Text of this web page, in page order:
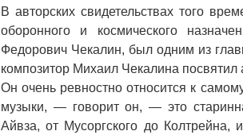
В авторских свидетельствах того
оборонного и космического
Федорович Чекалин, был одним из
композитор Михаил Чекалина
Он очень ревностно относится к
музыки, — говорит он, — это
Айвза, от Мусоргского до